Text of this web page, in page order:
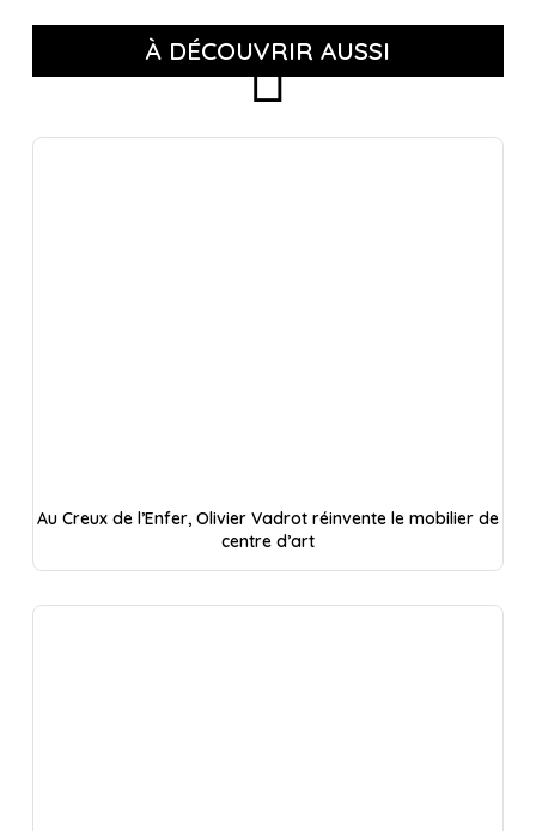
À DÉCOUVRIR AUSSI
Au Creux de l’Enfer, Olivier Vadrot réinvente le mobilier de
centre d’art